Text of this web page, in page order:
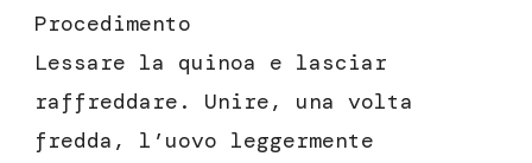
Procedimento
Lessare la quinoa e lasciar
raffreddare. Unire, una volta
fredda, l’uovo leggermente